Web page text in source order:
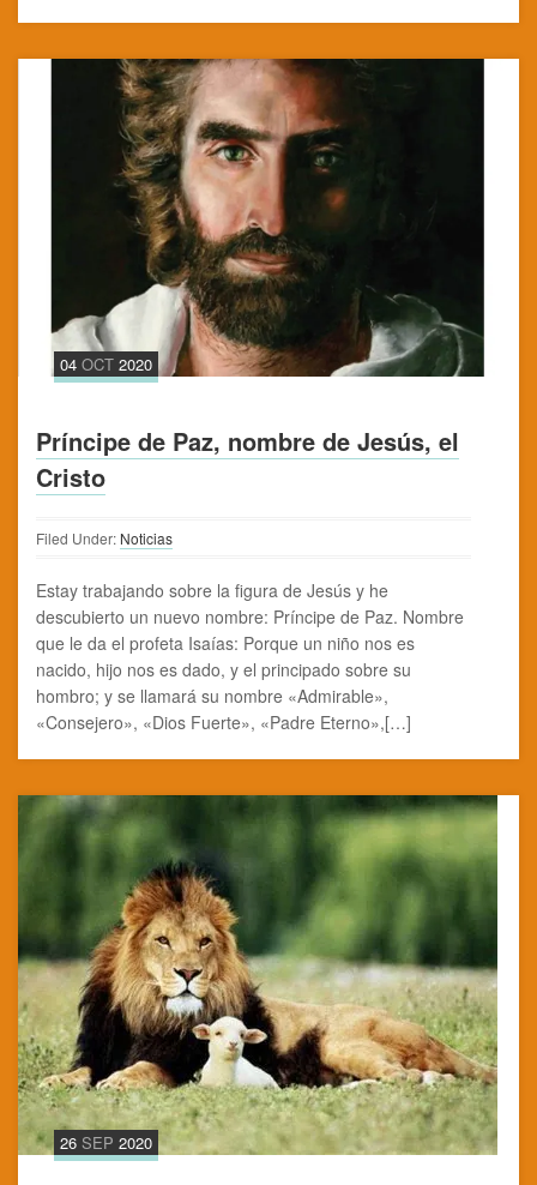
04 OCT 2020
Príncipe de Paz, nombre de Jesús, el
Cristo
Filed Under: Noticias
Estay trabajando sobre la figura de Jesús y he
descubierto un nuevo nombre: Príncipe de Paz. Nombre
que le da el profeta Isaías: Porque un niño nos es
nacido, hijo nos es dado, y el principado sobre su
hombro; y se llamará su nombre «Admirable»,
«Consejero», «Dios Fuerte», «Padre Eterno»,[…]
26 SEP 2020